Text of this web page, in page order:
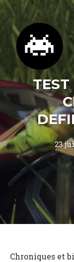
23
Chroniques et